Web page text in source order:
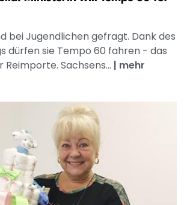
bei Jugendlichen gefragt. Dank des
dürfen sie Tempo 60 fahren - das
Sachsens... | mehr